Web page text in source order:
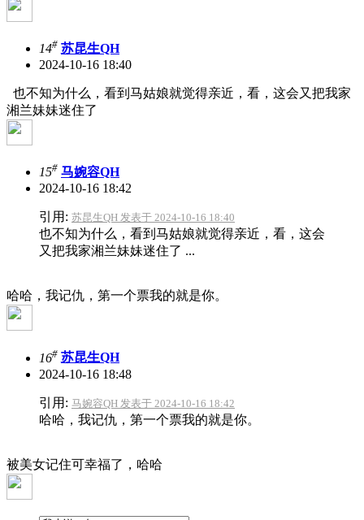
14# 苏昆生QH
2024-10-16 18:40
也不知为什么，看到马姑娘就觉得亲近，看，这会又把我家
湘兰妹妹迷住了
15# 马婉容QH
2024-10-16 18:42
引用: 苏昆生QH 发表于 2024-10-16 18:40
也不知为什么，看到马姑娘就觉得亲近，看，这会
又把我家湘兰妹妹迷住了 ...
哈哈，我记仇，第一个票我的就是你。
16# 苏昆生QH
2024-10-16 18:48
引用: 马婉容QH 发表于 2024-10-16 18:42
哈哈，我记仇，第一个票我的就是你。
被美女记住可幸福了，哈哈